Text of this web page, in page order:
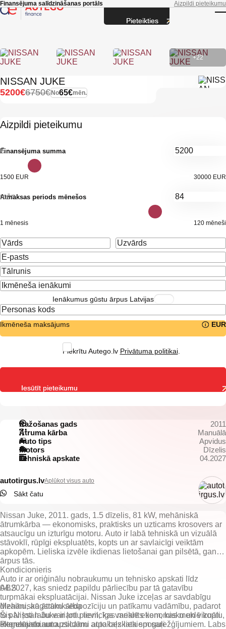
Skip to main content
Finansējuma salīdzināšanas portāls Aizpildi pieteikumu
+22
NISSAN JUKE
No65€mēn.
6750€
5200€
Aizpildi pieteikumu
Finansējuma summa
€
1500 EUR 30000 EUR
Atmaksas periods mēnešos
mēn.
1 mēnesis 120 mēneši
Ienākumus gūstu ārpus Latvijas
Ikmēneša maksājums EUR
Piekrītu Autego.lv Privātuma politikai.
Ražošanas gads
2011
Ātruma kārba
Manuālā
Auto tips
Apvidus
Motors
Dīzelis
Tehniskā apskate
04.2027
autotirgus.lvAplūkot visus auto
Sākt čatu
Nissan Juke, 2011. gads, 1.5 dīzelis, 81 kW, mehāniskā
ātrumkārba — ekonomisks, praktisks un uzticams krosovers ar
atsaucīgu un izturīgu motoru. Auto ir labā tehniskā un vizuālā
stāvoklī, rūpīgi ekspluatēts, kopts un ar savlaicīgi veiktām
apkopēm. Lieliska izvēle ikdienas lietošanai gan pilsētā, gan
ārpus tās.
Auto ir ar oriģinālu nobraukumu un tehnisko apskati līdz
04.2027, kas sniedz papildu pārliecību par tā gatavību
turpmākai ekspluatācijai. Nissan Juke izceļas ar savdabīgu
dizainu, augstāku sēdpozīciju un patīkamu vadāmību, padarot
to par ļoti labu variantu tiem, kas meklē ekonomisku un vizuāli
interesantu auto.
Kondicionieris
ABS
Mehāniskā ātrumkārba
Regulējami un apsildāmi atpakaļskata spoguļi
Šis Nissan Juke ir ļoti pievilcīgs variants tiem, kas meklē koptu,
ekonomisku un uzticamu auto bez liekiem sarežģījumiem. Labs